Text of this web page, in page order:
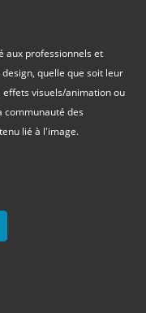
aux professionnels et
quelle que soit leur
visuels/animation ou
communauté des
lié à l'image.